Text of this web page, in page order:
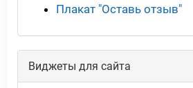
Плакат "Оставь отзыв"
Виджеты для сайта